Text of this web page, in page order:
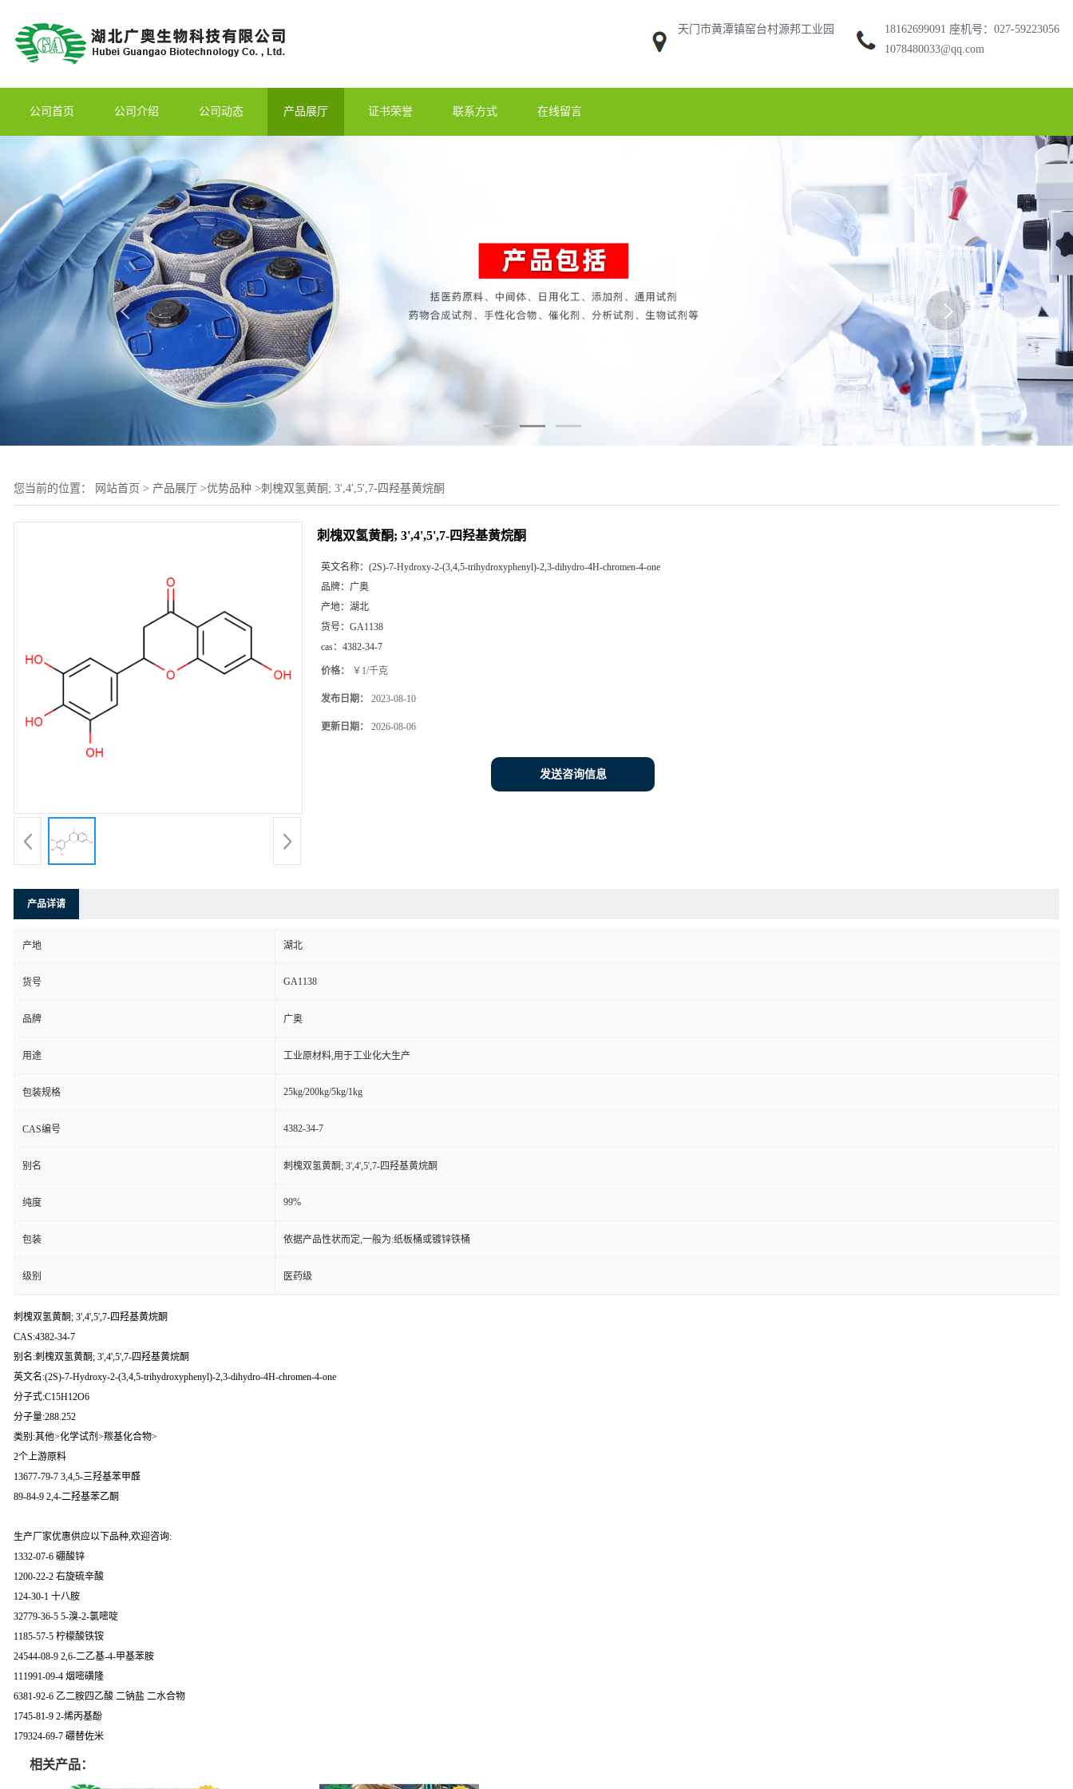
天门市黄潭镇窑台村源邦工业园
18162699091 座机号：027-59223056
1078480033@qq.com
公司首页 公司介绍 公司动态 产品展厅 证书荣誉 联系方式 在线留言
您当前的位置： 网站首页 > 产品展厅 >优势品种 >刺槐双氢黄酮; 3',4',5',7-四羟基黄烷酮
刺槐双氢黄酮; 3',4',5',7-四羟基黄烷酮
英文名称： (2S)-7-Hydroxy-2-(3,4,5-trihydroxyphenyl)-2,3-dihydro-4H-chromen-4-one
品牌： 广奥
产地： 湖北
货号： GA1138
cas： 4382-34-7
价格： ￥1/千克
发布日期： 2023-08-10
更新日期： 2026-08-06
发送咨询信息
产品详请
产地 湖北
货号 GA1138
品牌 广奥
用途 工业原材料,用于工业化大生产
包装规格 25kg/200kg/5kg/1kg
CAS编号 4382-34-7
别名 刺槐双氢黄酮; 3',4',5',7-四羟基黄烷酮
纯度 99%
包装 依据产品性状而定,一般为:纸板桶或镀锌铁桶
级别 医药级
刺槐双氢黄酮; 3',4',5',7-四羟基黄烷酮
CAS:4382-34-7
别名:刺槐双氢黄酮; 3',4',5',7-四羟基黄烷酮
英文名:(2S)-7-Hydroxy-2-(3,4,5-trihydroxyphenyl)-2,3-dihydro-4H-chromen-4-one
分子式:C15H12O6
分子量:288.252
类别:其他>化学试剂>羰基化合物>
2个上游原料
13677-79-7 3,4,5-三羟基苯甲醛
89-84-9 2,4-二羟基苯乙酮
生产厂家优惠供应以下品种,欢迎咨询:
1332-07-6 硼酸锌
1200-22-2 右旋硫辛酸
124-30-1 十八胺
32779-36-5 5-溴-2-氯嘧啶
1185-57-5 柠檬酸铁铵
24544-08-9 2,6-二乙基-4-甲基苯胺
111991-09-4 烟嘧磺隆
6381-92-6 乙二胺四乙酸 二钠盐 二水合物
1745-81-9 2-烯丙基酚
179324-69-7 硼替佐米
相关产品：